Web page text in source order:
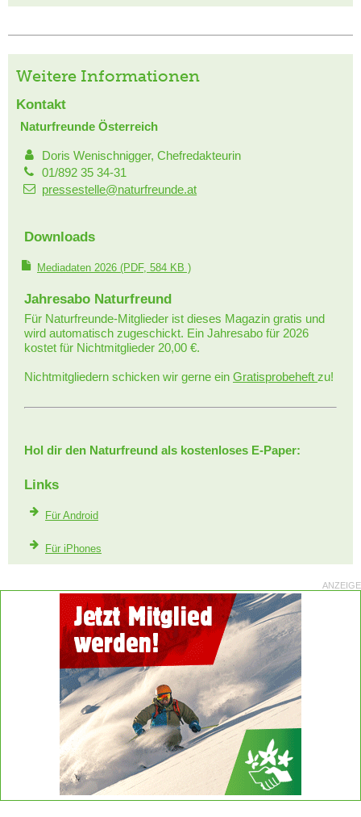
Weitere Informationen
Kontakt
Naturfreunde Österreich
Doris Wenischnigger, Chefredakteurin
01/892 35 34-31
pressestelle@naturfreunde.at
Downloads
Mediadaten 2026 (PDF, 584 KB )
Jahresabo Naturfreund
Für Naturfreunde-Mitglieder ist dieses Magazin gratis und
wird automatisch zugeschickt. Ein Jahresabo für 2026
kostet für Nichtmitglieder 20,00 €.
Nichtmitgliedern schicken wir gerne ein Gratisprobeheft zu!
Hol dir den Naturfreund als kostenloses E-Paper:
Links
Für Android
Für iPhones
ANZEIGE